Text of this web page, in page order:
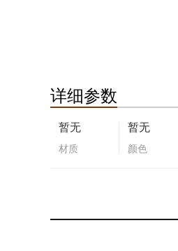
详细参数
暂无
材质
暂无
颜色